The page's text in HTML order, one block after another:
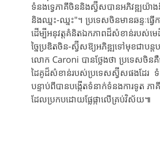
ទំនងទ្វេភាគីចិននិងស្វ៊ីសបានអភិវឌ្ឍយ៉ាង
និងឈ្នះ-ឈ្នះ"។ ប្រទេសចិនមានឆន្ទៈធ្
ដើម្បីអនុវត្តគំនិតឯកភាពដ៏សំខាន់របស់ម
ច្នៃប្រឌិតចិន-ស្វ៊ីសឱ្យអភិឌ្ឍទៅមុខជាបន្តប
លោក Caroni បានថ្លែងថា ប្រទេសចិ
ដៃគូដ៏សំខាន់របស់ប្រទេសស្វ៊ីសផងដែរ ទំន
បន្ទាប់ពីបានបង្កើតទំនាក់ទំនងការទូត ភា
ដែលប្រកបដោយផ្លែផ្កាលើគ្រប់វិស័យ៕